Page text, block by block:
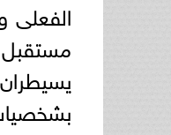
الفعلى